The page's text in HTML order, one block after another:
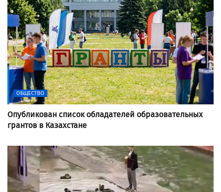
ОБЩЕСТВО
Опубликован список обладателей образовательных
грантов в Казахстане